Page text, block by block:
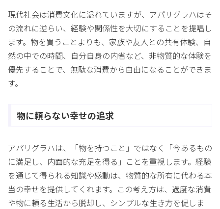
現代社会は消費文化に溢れていますが、アパリグラハはそ
の流れに逆らい、経験や関係性を大切にすることを提唱し
ます。物を買うことよりも、家族や友人との共有体験、自
然の中での時間、自分自身の内省など、非物質的な体験を
優先することで、無駄な消費から自由になることができま
す。
物に頼らない幸せの追求
アパリグラハは、「物を持つこと」ではなく「今あるもの
に満足し、内面的な充足を得る」ことを重視します。経験
を通じて得られる知識や感動は、物質的な所有に代わる本
当の幸せを提供してくれます。この考え方は、過度な消費
や物に頼る生活から脱却し、シンプルな生き方を促しま